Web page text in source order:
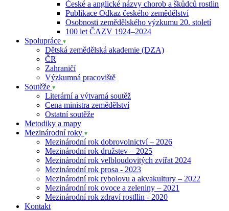
České a anglické názvy chorob a škůdců rostlin
Publikace Odkaz českého zemědělství
Osobnosti zemědělského výzkumu 20. století
100 let ČAZV 1924–2024
Spolupráce
Dětská zemědělská akademie (DZA)
ČR
Zahraničí
Výzkumná pracoviště
Soutěže
Literární a výtvarná soutěž
Cena ministra zemědělství
Ostatní soutěže
Metodiky a mapy
Mezinárodní roky
Mezinárodní rok dobrovolnictví – 2026
Mezinárodní rok družstev – 2025
Mezinárodní rok velbloudovitých zvířat 2024
Mezinárodní rok prosa - 2023
Mezinárodní rok rybolovu a akvakultury – 2022
Mezinárodní rok ovoce a zeleniny – 2021
Mezinárodní rok zdraví rostllin - 2020
Kontakt